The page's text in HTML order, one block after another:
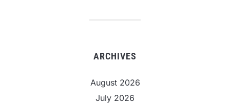
ARCHIVES
August 2026
July 2026